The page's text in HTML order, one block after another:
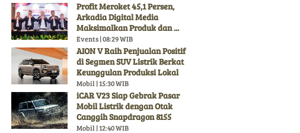
Profit Meroket 45,1 Persen,
Arkadia Digital Media
Maksimalkan Produk dan ...
Events | 08:29 WIB
AION V Raih Penjualan Positif
di Segmen SUV Listrik Berkat
Keunggulan Produksi Lokal
Mobil | 15:30 WIB
iCAR V23 Siap Gebrak Pasar
Mobil Listrik dengan Otak
Canggih Snapdragon 8155
Mobil | 12:40 WIB